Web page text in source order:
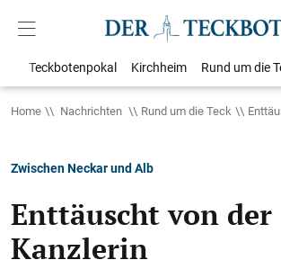
Teckbotenpokal Kirchheim Rund um die
Home Nachrichten Rund um die Teck
Zwischen Neckar und Alb
Enttäuscht von der
Kanzlerin